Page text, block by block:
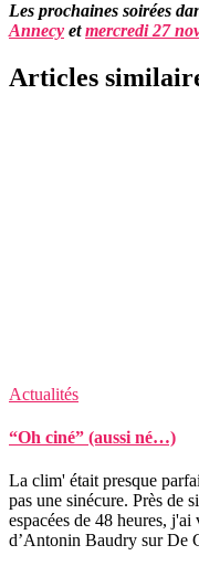
Les prochaines soirées
Annecy etmercredi 27
Articles
Actualités
“Oh ciné” (aussi né…)
La clim' était presque
pas une sinécure. Près de
espacées de 48 heures,
d’Antonin Baudry sur De